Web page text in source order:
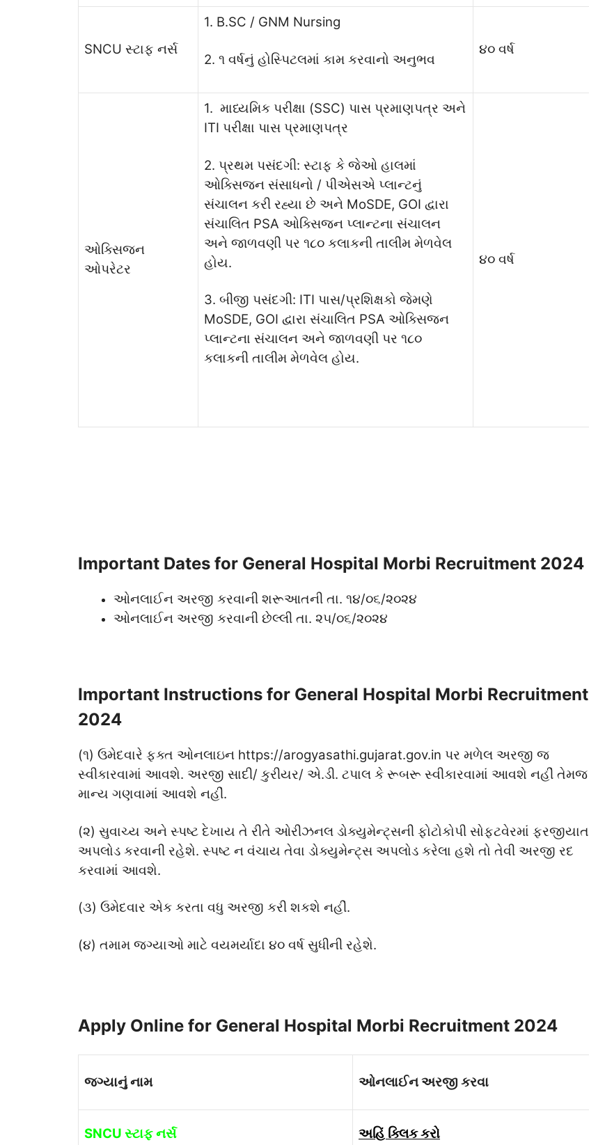
SNCU સ્ટાફ નર્સ
1. B.SC / GNM Nursing
2. ૧ વર્ષનું હોસ્પિટલમાં કામ કરવાનો અનુભવ
૪૦ વર્ષ
ઓક્સિજન
ઓપરેટર
1. માધ્યમિક પરીક્ષા (SSC) પાસ પ્રમાણપત્ર અને
ITI પરીક્ષા પાસ પ્રમાણપત્ર
2. પ્રથમ પસંદગી: સ્ટાફ કે જેઓ હાલમાં
ઓક્સિજન સંસાધનો / પીએસએ પ્લાન્ટનું
સંચાલન કરી રહ્યા છે અને MoSDE, GOI દ્વારા
સંચાલિત PSA ઓક્સિજન પ્લાન્ટના સંચાલન
અને જાળવણી પર ૧૮૦ કલાકની તાલીમ મેળવેલ
હોય.
3. બીજી પસંદગી: ITI પાસ/પ્રશિક્ષકો જેમણે
MoSDE, GOI દ્વારા સંચાલિત PSA ઓક્સિજન
પ્લાન્ટના સંચાલન અને જાળવણી પર ૧૮૦
કલાકની તાલીમ મેળવેલ હોય.
૪૦ વર્ષ
Important Dates for General Hospital Morbi Recruitment 2024
ઓનલાઈન અરજી કરવાની શરૂઆતની તા. ૧૪/૦૬/૨૦૨૪
ઓનલાઈન અરજી કરવાની છેલ્લી તા. ૨૫/૦૬/૨૦૨૪
Important Instructions for General Hospital Morbi Recruitment
2024
(૧) ઉમેદવારે ફક્ત ઓનલાઇન https://arogyasathi.gujarat.gov.in પર મળેલ અરજી જ
સ્વીકારવામાં આવશે. અરજી સાદી/ કુરીયર/ એ.ડી. ટપાલ કે રૂબરૂ સ્વીકારવામાં આવશે નહીં તેમજ
માન્ય ગણવામાં આવશે નહીં.
(૨) સુવાચ્ય અને સ્પષ્ટ દેખાય તે રીતે ઓરીઝનલ ડોક્યુમેન્ટ્સની ફોટોકોપી સોફ્ટવેરમાં ફરજીયાત
અપલોડ કરવાની રહેશે. સ્પષ્ટ ન વંચાય તેવા ડોક્યુમેન્ટ્સ અપલોડ કરેલા હશે તો તેવી અરજી રદ
કરવામાં આવશે.
(૩) ઉમેદવાર એક કરતા વધુ અરજી કરી શકશે નહીં.
(૪) તમામ જગ્યાઓ માટે વયમર્યાદા ૪૦ વર્ષ સુધીની રહેશે.
Apply Online for General Hospital Morbi Recruitment 2024
જગ્યાનું નામ ઓનલાઈન અરજી કરવા
SNCU સ્ટાફ નર્સ અહિં ક્લિક કરો